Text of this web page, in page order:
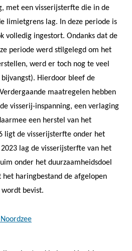
met een visserijsterfte die in de
limietgrens lag. In deze periode is
volledig ingestort. Ondanks dat de
periode werd stilgelegd om het
werd er toch nog te veel
Hierdoor bleef de
maatregelen hebben
visserij-inspanning, een verlaging
een herstel van het
ligt de visserijsterfte onder het
lag de visserijsterfte van het
onder het duurzaamheidsdoel
haringbestand de afgelopen
bevist.